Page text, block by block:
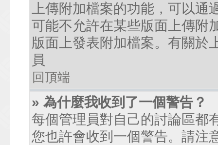
上傳附加檔案的功能，可以
可能不允許在某些版面上傳附
版面上發表附加檔案。有關於
員
回頂端
» 為什麼我收到了一個警告？
每個管理員對自己的討論區都
您也許會收到一個警告。請注